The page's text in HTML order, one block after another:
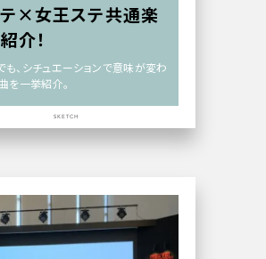
×女王ステ共通楽
介！
も、シチュエーションで意味が変わ
を一挙紹介。
SKETCH